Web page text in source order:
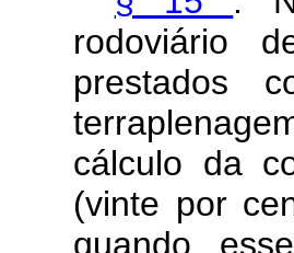
rodoviário
prestados
cálculo da
(vinte por
quando